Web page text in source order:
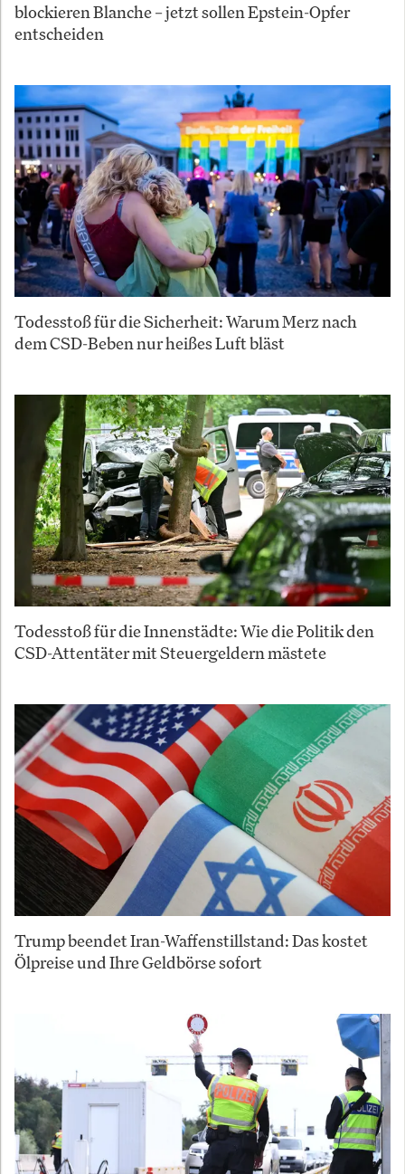
blockieren Blanche – jetzt sollen Epstein-Opfer
entscheiden
Todesstoß für die Sicherheit: Warum Merz nach
dem CSD-Beben nur heißes Luft bläst
Todesstoß für die Innenstädte: Wie die Politik den
CSD-Attentäter mit Steuergeldern mästete
Trump beendet Iran-Waffenstillstand: Das kostet
Ölpreise und Ihre Geldbörse sofort